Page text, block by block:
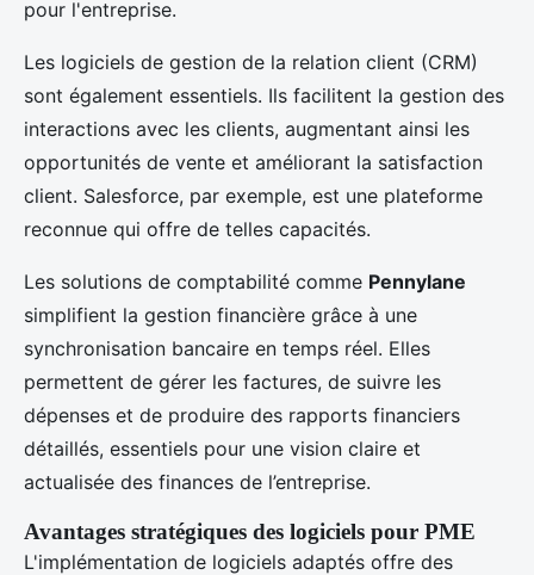
pour l'entreprise.
Les logiciels de gestion de la relation client (CRM)
sont également essentiels. Ils facilitent la gestion des
interactions avec les clients, augmentant ainsi les
opportunités de vente et améliorant la satisfaction
client. Salesforce, par exemple, est une plateforme
reconnue qui offre de telles capacités.
Les solutions de comptabilité comme Pennylane
simplifient la gestion financière grâce à une
synchronisation bancaire en temps réel. Elles
permettent de gérer les factures, de suivre les
dépenses et de produire des rapports financiers
détaillés, essentiels pour une vision claire et
actualisée des finances de l’entreprise.
Avantages stratégiques des logiciels pour PME
L'implémentation de logiciels adaptés offre des